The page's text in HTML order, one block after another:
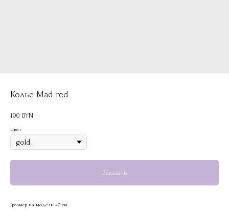
Колье Mad red
100 BYN
Цвет
Заказать
*размер на модели 40 см